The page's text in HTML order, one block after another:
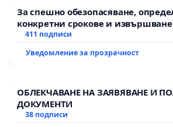
За спешно обезопасяване,
конкретни срокове и извършване
рехабилитация на
Мирово - к.к. Момин проход
411 подписи
Уведомление за прозрачност
ОБЛЕКЧАВАНЕ НА ЗАЯВЯВАНЕ И
ДОКУМЕНТИ
38 подписи